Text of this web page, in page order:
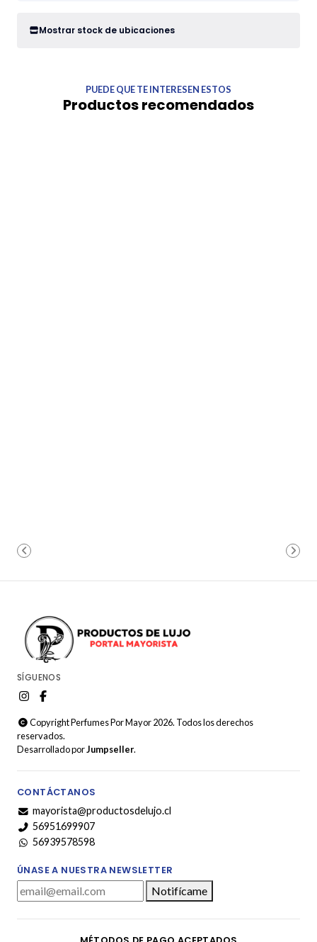
Mostrar stock de ubicaciones
PUEDE QUE TE INTERESEN ESTOS
Productos recomendados
SÍGUENOS
Copyright Perfumes Por Mayor 2026. Todos los derechos
reservados.
Desarrollado porJumpseller.
CONTÁCTANOS
mayorista@productosdelujo.cl
56951699907
56939578598
ÚNASE A NUESTRA NEWSLETTER
Notifícame